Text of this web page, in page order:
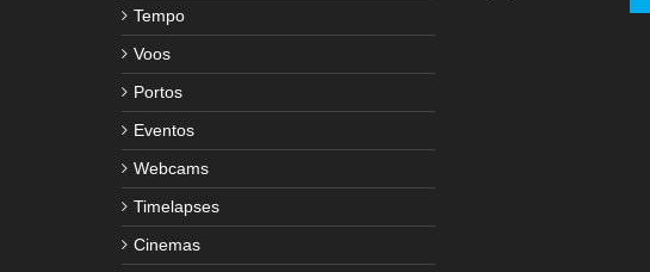
Tempo
Voos
Portos
Eventos
Webcams
Timelapses
Cinemas